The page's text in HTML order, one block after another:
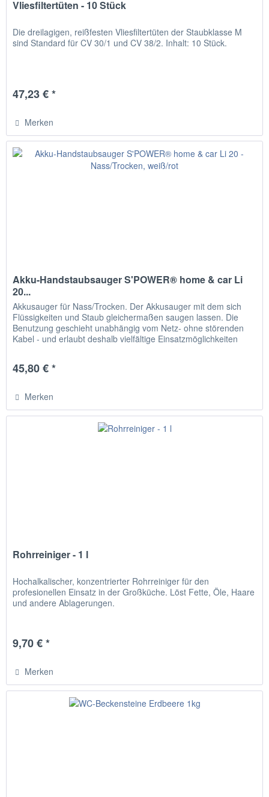
Vliesfiltertüten - 10 Stück
Die dreilagigen, reißfesten Vliesfiltertüten der Staubklasse M
sind Standard für CV 30/1 und CV 38/2. Inhalt: 10 Stück.
47,23 € *
Merken
Akku-Handstaubsauger S'POWER® home & car Li
20...
Akkusauger für Nass/Trocken. Der Akkusauger mit dem sich
Flüssigkeiten und Staub gleichermaßen saugen lassen. Die
Benutzung geschieht unabhängig vom Netz- ohne störenden
Kabel - und erlaubt deshalb vielfältige Einsatzmöglichkeiten
45,80 € *
Merken
Rohrreiniger - 1 l
Hochalkalischer, konzentrierter Rohrreiniger für den
profesionellen Einsatz in der Großküche. Löst Fette, Öle, Haare
und andere Ablagerungen.
9,70 € *
Merken